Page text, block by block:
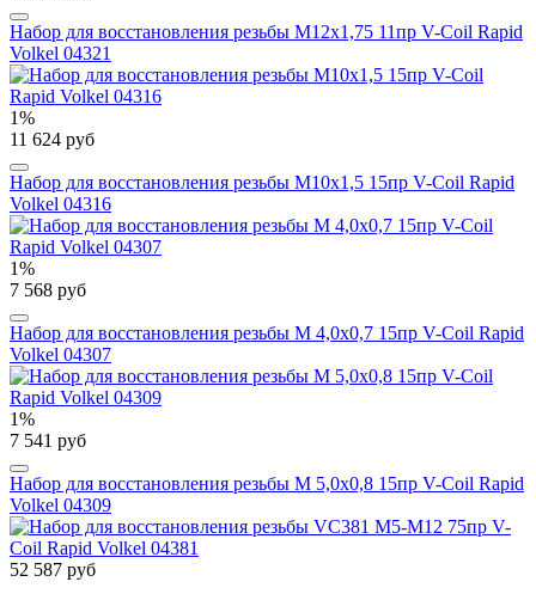
Набор для восстановления резьбы М12х1,75 11пр V-Coil Rapid
Volkel 04321
1%
11 624 руб
Набор для восстановления резьбы М10х1,5 15пр V-Coil Rapid
Volkel 04316
1%
7 568 руб
Набор для восстановления резьбы М 4,0х0,7 15пр V-Coil Rapid
Volkel 04307
1%
7 541 руб
Набор для восстановления резьбы М 5,0х0,8 15пр V-Coil Rapid
Volkel 04309
52 587 руб